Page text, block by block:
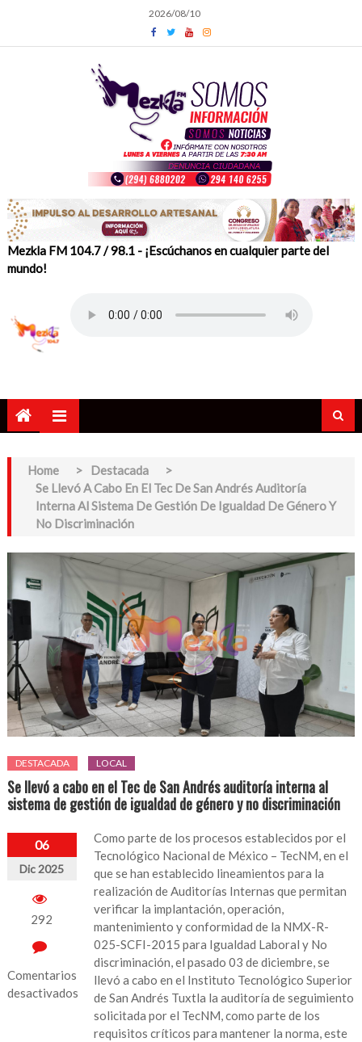
content
2026/08/10
Mezkla FM 104.7 / 98.1 - ¡Escúchanos en cualquier parte del
mundo!
Home > Destacada
>
Se Llevó A Cabo En El Tec De San Andrés Auditoría
Interna Al Sistema De Gestión De Igualdad De Género Y
No Discriminación
DESTACADA LOCAL
Se llevó a cabo en el Tec de San Andrés auditoría interna al
sistema de gestión de igualdad de género y no discriminación
06
Dic 2025
292
Comentarios
desactivados
Como parte de los procesos establecidos por el
Tecnológico Nacional de México – TecNM, en el
que se han establecido lineamientos para la
realización de Auditorías Internas que permitan
verificar la implantación, operación,
mantenimiento y conformidad de la NMX-R-
025-SCFI-2015 para Igualdad Laboral y No
discriminación, el pasado 03 de diciembre, se
llevó a cabo en el Instituto Tecnológico Superior
de San Andrés Tuxtla la auditoría de seguimiento
solicitada por el TecNM, como parte de los
requisitos críticos para mantener la norma, este